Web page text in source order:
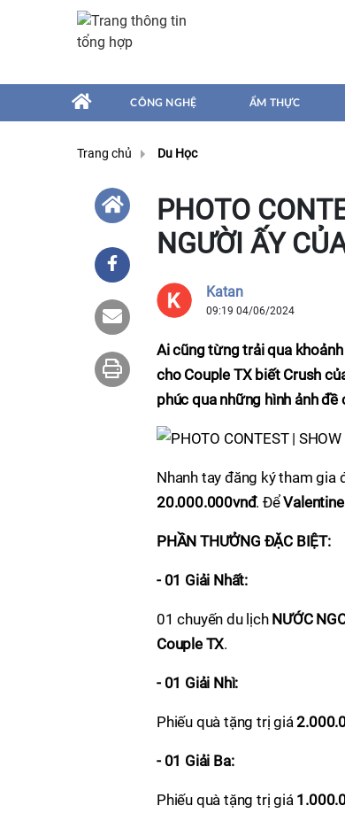
CÔNG NGHỆ ẨM THỰC
Trang chủ Du Học
PHOTO
NGƯỜI ẤY
Katan
09:19 04/06/2024
Ai cũng từng trải qua
cho Couple TX biết Crush
phúc qua những hình ảnh đề
Nhanh tay đăng ký tham gia
20.000.000vnđ. ĐểValentine
PHẦN THƯỞNG ĐẶC BIỆT:
- 01 Giải Nhất:
01 chuyến du lịchNƯỚC
Couple TX.
- 01 Giải Nhì:
Phiếu quà tặng trị giá
- 01 Giải Ba:
Phiếu quà tặng trị giá